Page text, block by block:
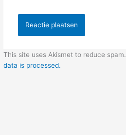
This site uses Akismet to reduce spam.
data is processed.